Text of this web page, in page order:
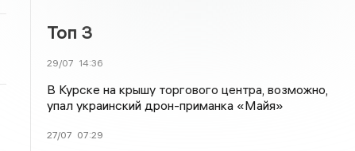
Топ 3
29/07 14:36
В Курске на крышу торгового центра, возможно,
упал украинский дрон-приманка «Майя»
27/07 07:29